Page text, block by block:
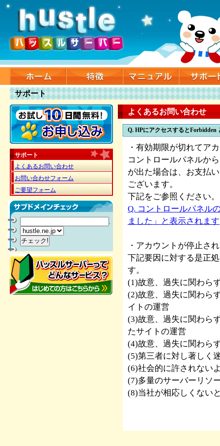
サポート
サポート
よくあるお問い合わせ
お問い合わせフォーム
ご要望フォーム
.
よくあるお問い合わせ
Q. HPにアクセスするとForbidden
・有効期限が切れてア
コントロールパネルか
が出た場合は、お支払
ございます。
下記をご参照ください。
Q. コントロールパネル
ました」と表示されます
・アカウントが停止さ
下記要因に対する是正
す。
(1)故意、過失に関わら
(2)故意、過失に関わら
イトの運営
(3)故意、過失に関わら
たサイトの運営
(4)故意、過失に関わら
(5)第三者に対し著しく
(6)社会的に許されない
(7)多量のサーバーリソ
(8)当社が相応しくない